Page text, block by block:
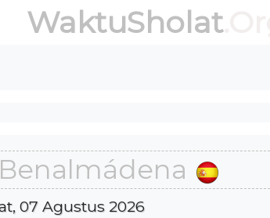
WaktuSholat.Org
07 Agustus 2026